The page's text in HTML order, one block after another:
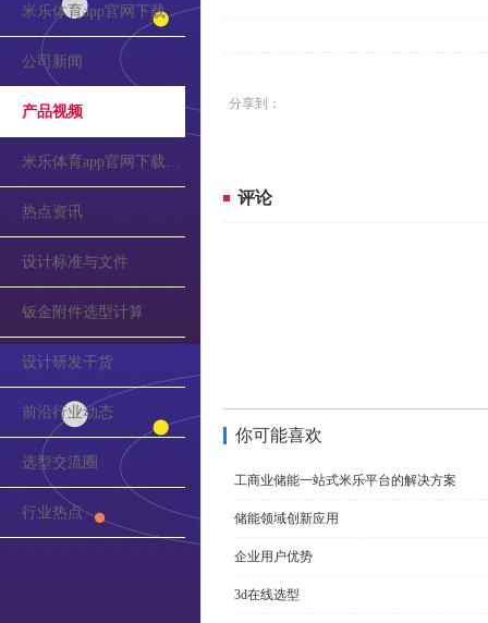
米乐体育app官网下载的介绍
公司新闻
产品视频
米乐体育app官网下载的公告
热点资讯
设计标准与文件
钣金附件选型计算
设计研发干货
前沿行业动态
选型交流圈
行业热点
分享到：
评论
你可能喜欢
工商业储能一站式米乐平台的解决方案
储能领域创新应用
企业用户优势
3d在线选型